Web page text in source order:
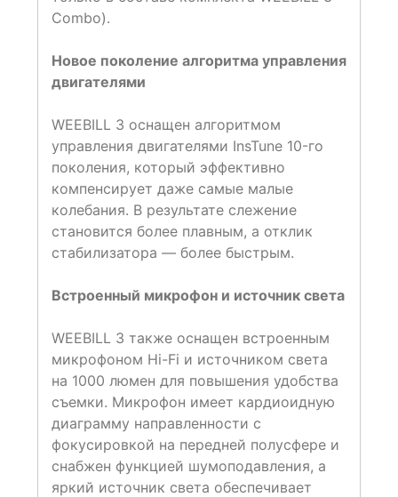
Combo).
Новое поколение алгоритма управления
двигателями
WEEBILL 3 оснащен алгоритмом
управления двигателями InsTune 10-го
поколения, который эффективно
компенсирует даже самые малые
колебания. В результате слежение
становится более плавным, а отклик
стабилизатора — более быстрым.
Встроенный микрофон и источник света
WEEBILL 3 также оснащен встроенным
микрофоном Hi-Fi и источником света
на 1000 люмен для повышения удобства
съемки. Микрофон имеет кардиоидную
диаграмму направленности с
фокусировкой на передней полусфере и
снабжен функцией шумоподавления, а
яркий источник света обеспечивает